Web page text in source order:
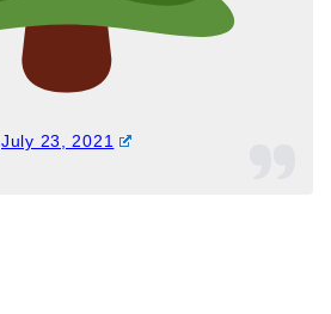
July 23, 2021